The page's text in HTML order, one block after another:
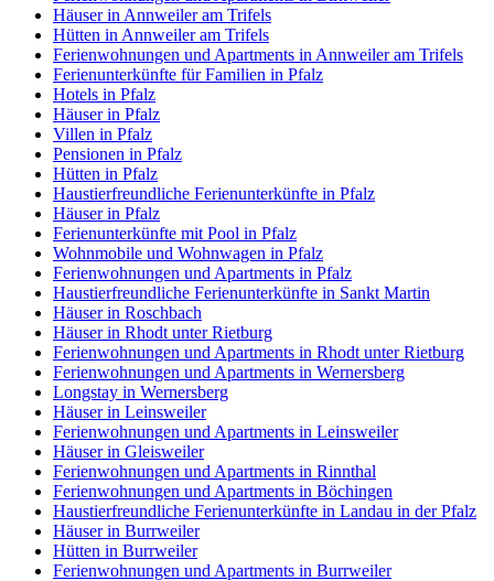
Häuser in Annweiler am Trifels
Hütten in Annweiler am Trifels
Ferienwohnungen und Apartments in Annweiler am Trifels
Ferienunterkünfte für Familien in Pfalz
Hotels in Pfalz
Häuser in Pfalz
Villen in Pfalz
Pensionen in Pfalz
Hütten in Pfalz
Haustierfreundliche Ferienunterkünfte in Pfalz
Häuser in Pfalz
Ferienunterkünfte mit Pool in Pfalz
Wohnmobile und Wohnwagen in Pfalz
Ferienwohnungen und Apartments in Pfalz
Haustierfreundliche Ferienunterkünfte in Sankt Martin
Häuser in Roschbach
Häuser in Rhodt unter Rietburg
Ferienwohnungen und Apartments in Rhodt unter Rietburg
Ferienwohnungen und Apartments in Wernersberg
Longstay in Wernersberg
Häuser in Leinsweiler
Ferienwohnungen und Apartments in Leinsweiler
Häuser in Gleisweiler
Ferienwohnungen und Apartments in Rinnthal
Ferienwohnungen und Apartments in Böchingen
Haustierfreundliche Ferienunterkünfte in Landau in der Pfalz
Häuser in Burrweiler
Hütten in Burrweiler
Ferienwohnungen und Apartments in Burrweiler